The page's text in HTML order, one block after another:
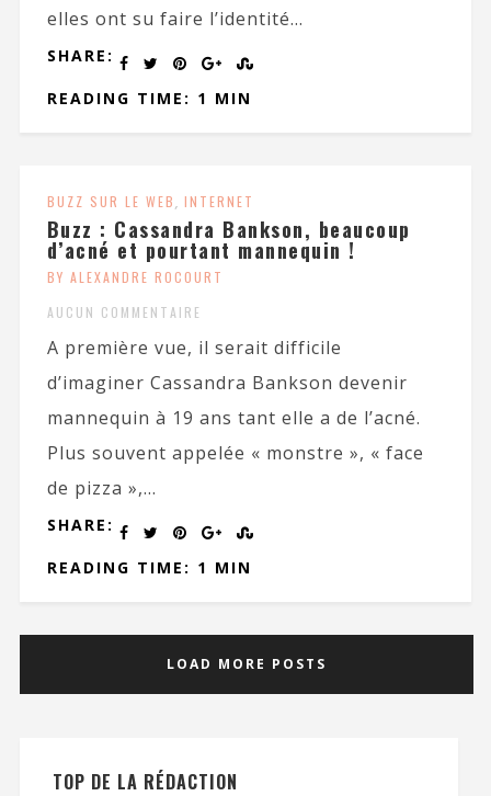
elles ont su faire l’identité...
SHARE:
READING TIME: 1 MIN
BUZZ SUR LE WEB, INTERNET
Buzz : Cassandra Bankson, beaucoup
d’acné et pourtant mannequin !
BY ALEXANDRE ROCOURT
AUCUN COMMENTAIRE
A première vue, il serait difficile
d’imaginer Cassandra Bankson devenir
mannequin à 19 ans tant elle a de l’acné.
Plus souvent appelée « monstre », « face
de pizza »,...
SHARE:
READING TIME: 1 MIN
LOAD MORE POSTS
TOP DE LA RÉDACTION